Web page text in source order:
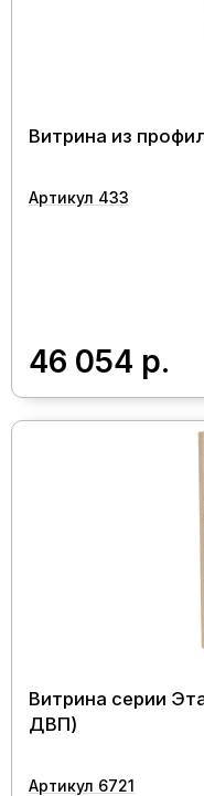
Витрина из
Артикул 433
46 054 р.
Витрина серии
ДВП)
Артикул 6721